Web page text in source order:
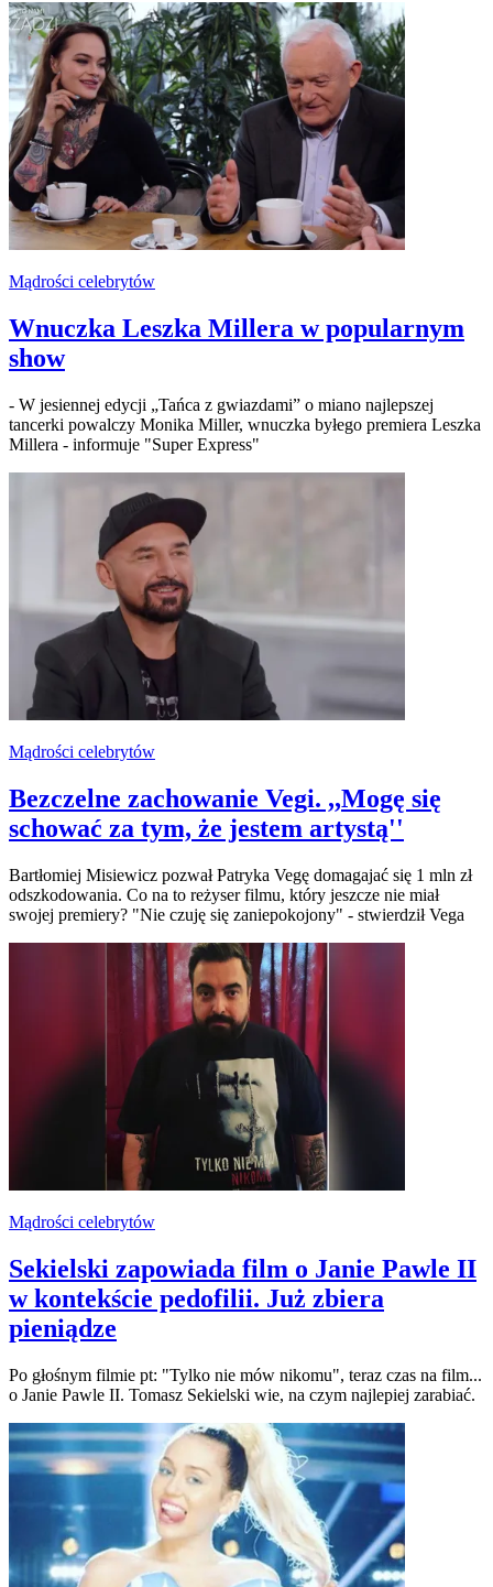
Mądrości celebrytów
Wnuczka Leszka Millera w popularnym
show
- W jesiennej edycji „Tańca z gwiazdami” o miano najlepszej
tancerki powalczy Monika Miller, wnuczka byłego premiera Leszka
Millera - informuje "Super Express"
Mądrości celebrytów
Bezczelne zachowanie Vegi. ,,Mogę się
schować za tym, że jestem artystą''
Bartłomiej Misiewicz pozwał Patryka Vegę domagajać się 1 mln zł
odszkodowania. Co na to reżyser filmu, który jeszcze nie miał
swojej premiery? "Nie czuję się zaniepokojony" - stwierdził Vega
Mądrości celebrytów
Sekielski zapowiada film o Janie Pawle II
w kontekście pedofilii. Już zbiera
pieniądze
Po głośnym filmie pt: "Tylko nie mów nikomu", teraz czas na film...
o Janie Pawle II. Tomasz Sekielski wie, na czym najlepiej zarabiać.